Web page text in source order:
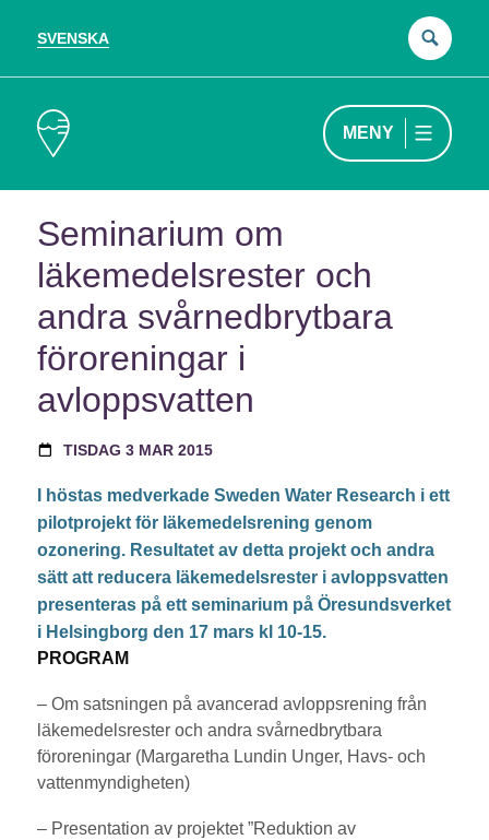
SVENSKA
Sök
MENY
Seminarium om
läkemedelsrester och
andra svårnedbrytbara
föroreningar i
avloppsvatten
TISDAG 3 MAR 2015
I höstas medverkade Sweden Water Research i ett
pilotprojekt för läkemedelsrening genom
ozonering. Resultatet av detta projekt och andra
sätt att reducera läkemedelsrester i avloppsvatten
presenteras på ett seminarium på Öresundsverket
i Helsingborg den 17 mars kl 10-15.
PROGRAM
– Om satsningen på avancerad avloppsrening från
läkemedelsrester och andra svårnedbrytbara
föroreningar (Margaretha Lundin Unger, Havs- och
vattenmyndigheten)
– Presentation av projektet ”Reduktion av